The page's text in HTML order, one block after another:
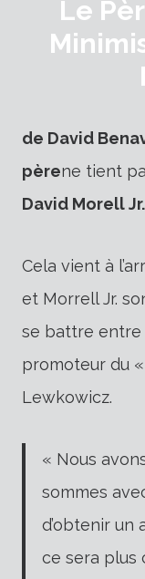
Le
de David
pèrene tient
David Morell Jr.
Cela vient à
et Morrell Jr.
se battre
promoteur du
Lewkowicz.
« Nous
sommes
d’obtenir un
ce sera plus